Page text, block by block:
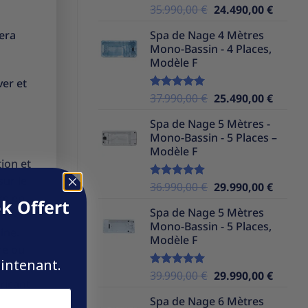
et
et
le
en
ou
de
Note5.00
35.990,00€ Le
initial
était :
24.490,00€Le
Spa de Nage 4 Mètres
Mono-Bassin - 4 Places,
Modèle F
Note5.00
37.990,00€ Le
initial
était :
25.490,00€Le
est :
Spa de Nage 5 Mètres -
Mono-Bassin - 5 Places –
Modèle F
Note5.00
36.990,00€ Le
initial
était :
29.990,00€Le
Spa de Nage 5 Mètres
Mono-Bassin - 5 Places,
Modèle F
Note5.00
39.990,00€ Le
initial
29.990,00€Le
Spa de Nage 6 Mètres
Offert